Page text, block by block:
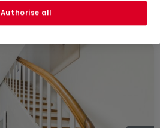
Authorise all